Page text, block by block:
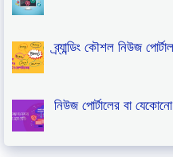
ব্র্যান্ডিং কৌশল নিউজ
নিউজ পোর্টালের বা